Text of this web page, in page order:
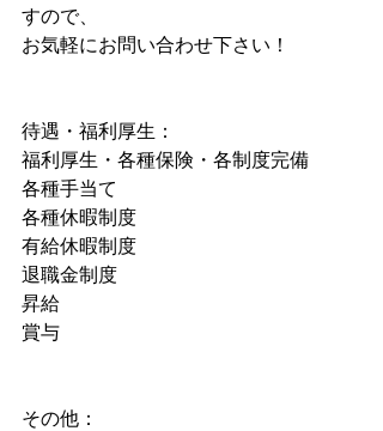
すので、
お気軽にお問い合わせ下さい！
待遇・福利厚生：
福利厚生・各種保険・各制度完備
各種手当て
各種休暇制度
有給休暇制度
退職金制度
昇給
賞与
その他：